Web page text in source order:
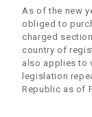
As of the new
obliged to
charged
country of
also applies to
legislation
Republic as of